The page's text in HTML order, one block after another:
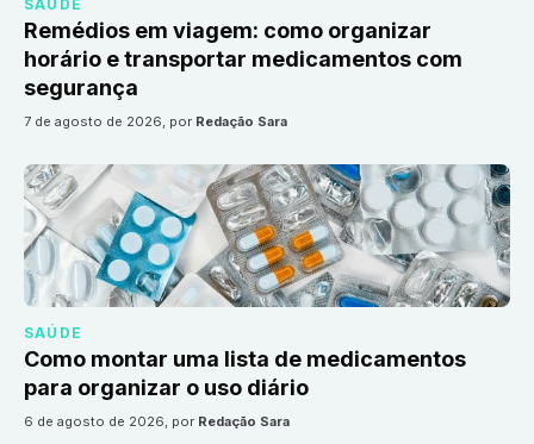
SAÚDE
Remédios em viagem: como organizar
horário e transportar medicamentos com
segurança
7 de agosto de 2026, por Redação Sara
SAÚDE
Como montar uma lista de medicamentos
para organizar o uso diário
6 de agosto de 2026, por Redação Sara